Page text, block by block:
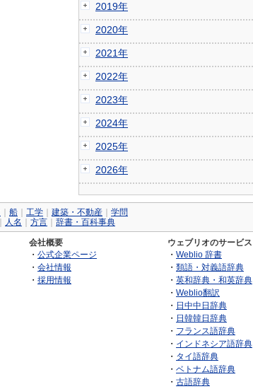
2019年
2020年
2021年
2022年
2023年
2024年
2025年
2026年
船 工学 建築・不動産
学問
人名 方言 辞書・百科事典
会社概要
・ 公式企業ページ
・ 会社情報
・ 採用情報
ウェブリオのサービス
・ Weblio 辞書
・ 類語・対義語辞典
・ 英和辞典・和英辞典
・ Weblio翻訳
・ 日中中日辞典
・ 日韓韓日辞典
・ フランス語辞典
・ インドネシア語辞典
・ タイ語辞典
・ ベトナム語辞典
・ 古語辞典